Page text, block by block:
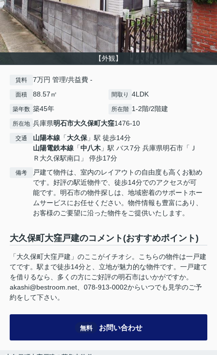
【外観】
賃料 7万円 管理/共益費 -
面積 88.57㎡ 間取り 4LDK
築年数 築45年 所在階 1-2階/2階建
所在地 兵庫県明石市大久保町大窪1476-10
交通 山陽本線 「大久保」駅 徒歩14分
山陽電鉄本線 「中八木 」駅 バス7分 兵庫県明石市「Ｊ
Ｒ大久保駅南口」 停歩17分
備考
戸建て物件は、室内のレイアウトの自由度も高くお勧め
です。好評の駅近物件で、徒歩14分でのアクセスが可
能です。明石市の物件探しは、地域密着のサポートホー
ムサービスにお任せください。物件情報も豊富にあり、
お客様のご要望に沿った物件をご提供いたします。
大久保町大窪戸建のコメント(おすすめポイント)
「大久保町大窪戸建」のここがイチオシ。こちらの物件は一戸建
てです。駅まで徒歩14分と、立地が魅力的な物件です。一戸建て
を借りるなら、多くの方にご好評の明石市はいかがですか。
akashi@bestroom.net、078-913-0002からいつでも見学のご予
約をして下さい。
無料 お問い合わせ